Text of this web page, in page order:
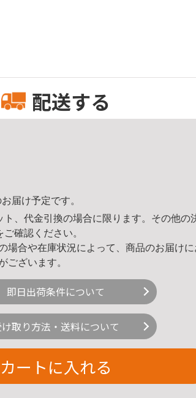
配送する
届け予定です。
ト、代金引換の場合に限ります。その他の
ご確認ください。
場合や在庫状況によって、商品のお届けに
ございます。
即日出荷条件について
取り方法・送料について
カートに入れる